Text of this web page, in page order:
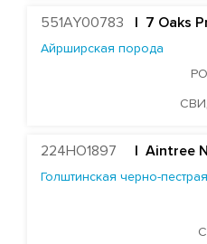
Farnear Mega-Man 119-ET
Mr Mega-Dare 54596-ET
X Redrock-View Klutch-ET
551AY00783 | 7 Oaks
Айрширская порода
224HO1897 Aintree
Голштинская черно-